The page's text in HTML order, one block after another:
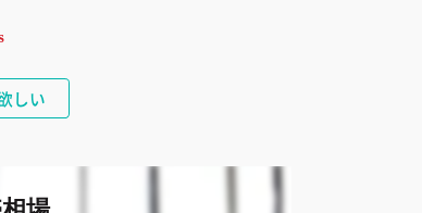
しい